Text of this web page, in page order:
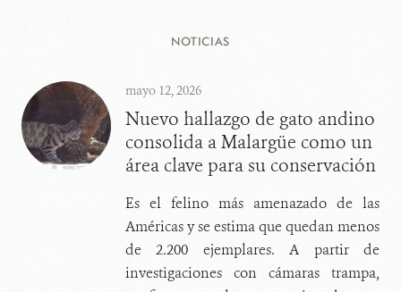
NOTICIAS
mayo 12, 2026
Nuevo hallazgo de gato andino
consolida a Malargüe como un
área clave para su conservación
Es el felino más amenazado de las
Américas y se estima que quedan menos
de 2.200 ejemplares. A partir de
investigaciones con cámaras trampa,